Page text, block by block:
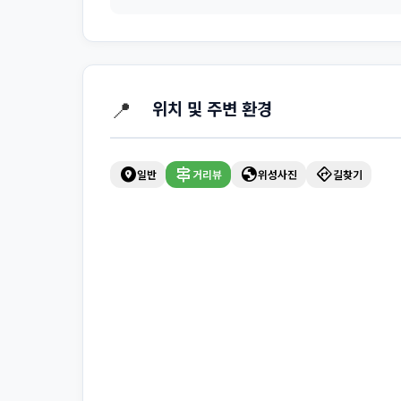
📍 위치 및 주변 환경
explore_nearby일반 signpost거리뷰 globe위성사진 directions길찾기